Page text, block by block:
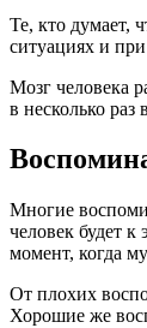
Те, кто думает,
ситуациях и
Мозг человека
в несколько раз
Многие
человек будет
момент, когда
От плохих
Хорошие же